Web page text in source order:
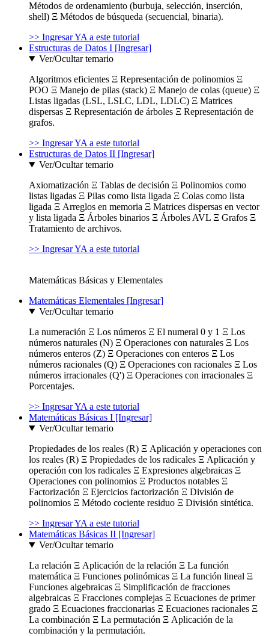
Métodos de ordenamiento (burbuja, selección, inserción,
shell) Ξ Métodos de búsqueda (secuencial, binaria).
>> Ingresar YA a este tutorial
Estructuras de Datos I [Ingresar]
Ver/Ocultar temario
Algoritmos eficientes Ξ Representación de polinomios Ξ
POO Ξ Manejo de pilas (stack) Ξ Manejo de colas (queue) Ξ
Listas ligadas (LSL, LSLC, LDL, LDLC) Ξ Matrices
dispersas Ξ Representación de árboles Ξ Representación de
grafos.
>> Ingresar YA a este tutorial
Estructuras de Datos II [Ingresar]
Ver/Ocultar temario
Axiomatización Ξ Tablas de decisión Ξ Polinomios como
listas ligadas Ξ Pilas como lista ligada Ξ Colas como lista
ligada Ξ Arreglos en memoria Ξ Matrices dispersas en vector
y lista ligada Ξ Árboles binarios Ξ Árboles AVL Ξ Grafos Ξ
Tratamiento de archivos.
>> Ingresar YA a este tutorial
Matemáticas Básicas y Elementales
Matemáticas Elementales [Ingresar]
Ver/Ocultar temario
La numeración Ξ Los números Ξ El numeral 0 y 1 Ξ Los
números naturales (N) Ξ Operaciones con naturales Ξ Los
números enteros (Z) Ξ Operaciones con enteros Ξ Los
números racionales (Q) Ξ Operaciones con racionales Ξ Los
números irracionales (Q') Ξ Operaciones con irracionales Ξ
Porcentajes.
>> Ingresar YA a este tutorial
Matemáticas Básicas I [Ingresar]
Ver/Ocultar temario
Propiedades de los reales (R) Ξ Aplicación y operaciones con
los reales (R) Ξ Propiedades de los radicales Ξ Aplicación y
operación con los radicales Ξ Expresiones algebraicas Ξ
Operaciones con polinomios Ξ Productos notables Ξ
Factorización Ξ Ejercicios factorización Ξ División de
polinomios Ξ Método cociente residuo Ξ División sintética.
>> Ingresar YA a este tutorial
Matemáticas Básicas II [Ingresar]
Ver/Ocultar temario
La relación Ξ Aplicación de la relación Ξ La función
matemática Ξ Funciones polinómicas Ξ La función lineal Ξ
Funciones algebraicas Ξ Simplificación de fracciones
algebraicas Ξ Fracciones complejas Ξ Ecuaciones de primer
grado Ξ Ecuaciones fraccionarias Ξ Ecuaciones racionales Ξ
La combinación Ξ La permutación Ξ Aplicación de la
combinación y la permutación.